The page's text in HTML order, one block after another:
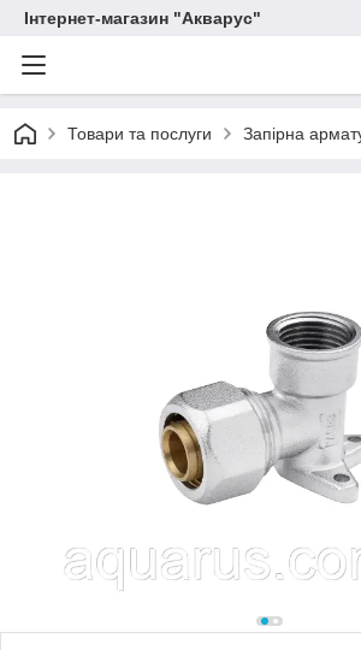
Інтернет-магазин "Акварус"
Товари та послуги Запірна